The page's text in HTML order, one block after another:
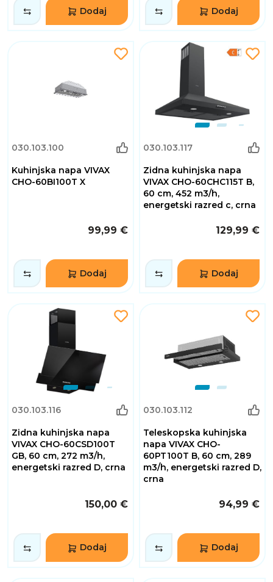
Dodaj Dodaj
030.103.100
Kuhinjska napa VIVAX
CHO-60BI100T X
99,99 €
Dodaj
030.103.117
Zidna kuhinjska napa
VIVAX CHO-60CHC115T B,
60 cm, 452 m3/h,
energetski razred c, crna
129,99 €
Dodaj
030.103.116
Zidna kuhinjska napa
VIVAX CHO-60CSD100T
GB, 60 cm, 272 m3/h,
energetski razred D, crna
150,00 €
Dodaj
030.103.112
Teleskopska kuhinjska
napa VIVAX CHO-
60PT100T B, 60 cm, 289
m3/h, energetski razred D,
crna
94,99 €
Dodaj